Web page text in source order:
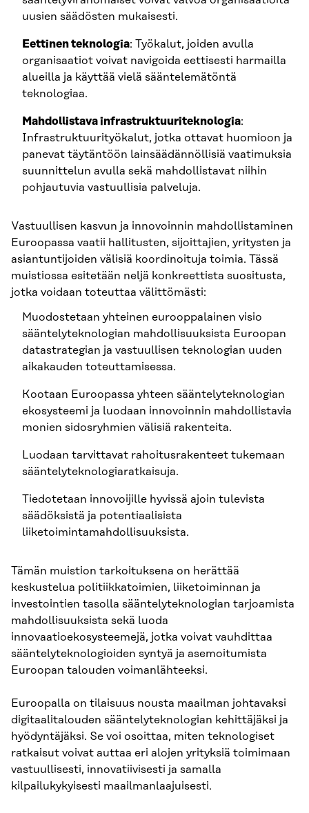
uusien säädösten mukaisesti.
Eettinen teknologia: Työkalut, joiden avulla
organisaatiot voivat navigoida eettisesti harmailla
alueilla ja käyttää vielä sääntelemätöntä
teknologiaa.
Mahdollistava infrastruktuuriteknologia:
Infrastruktuurityökalut, jotka ottavat huomioon ja
panevat täytäntöön lainsäädännöllisiä vaatimuksia
suunnittelun avulla sekä mahdollistavat niihin
pohjautuvia vastuullisia palveluja.
Vastuullisen kasvun ja innovoinnin mahdollistaminen
Euroopassa vaatii hallitusten, sijoittajien, yritysten ja
asiantuntijoiden välisiä koordinoituja toimia. Tässä
muistiossa esitetään neljä konkreettista suositusta,
jotka voidaan toteuttaa välittömästi:
Muodostetaan yhteinen eurooppalainen visio
sääntelyteknologian mahdollisuuksista Euroopan
datastrategian ja vastuullisen teknologian uuden
aikakauden toteuttamisessa.
Kootaan Euroopassa yhteen sääntelyteknologian
ekosysteemi ja luodaan innovoinnin mahdollistavia
monien sidosryhmien välisiä rakenteita.
Luodaan tarvittavat rahoitusrakenteet tukemaan
sääntelyteknologiaratkaisuja.
Tiedotetaan innovoijille hyvissä ajoin tulevista
säädöksistä ja potentiaalisista
liiketoimintamahdollisuuksista.
Tämän muistion tarkoituksena on herättää
keskustelua politiikkatoimien, liiketoiminnan ja
investointien tasolla sääntelyteknologian tarjoamista
mahdollisuuksista sekä luoda
innovaatioekosysteemejä, jotka voivat vauhdittaa
sääntelyteknologioiden syntyä ja asemoitumista
Euroopan talouden voimanlähteeksi.
Euroopalla on tilaisuus nousta maailman johtavaksi
digitaalitalouden sääntelyteknologian kehittäjäksi ja
hyödyntäjäksi. Se voi osoittaa, miten teknologiset
ratkaisut voivat auttaa eri alojen yrityksiä toimimaan
vastuullisesti, innovatiivisesti ja samalla
kilpailukykyisesti maailmanlaajuisesti.